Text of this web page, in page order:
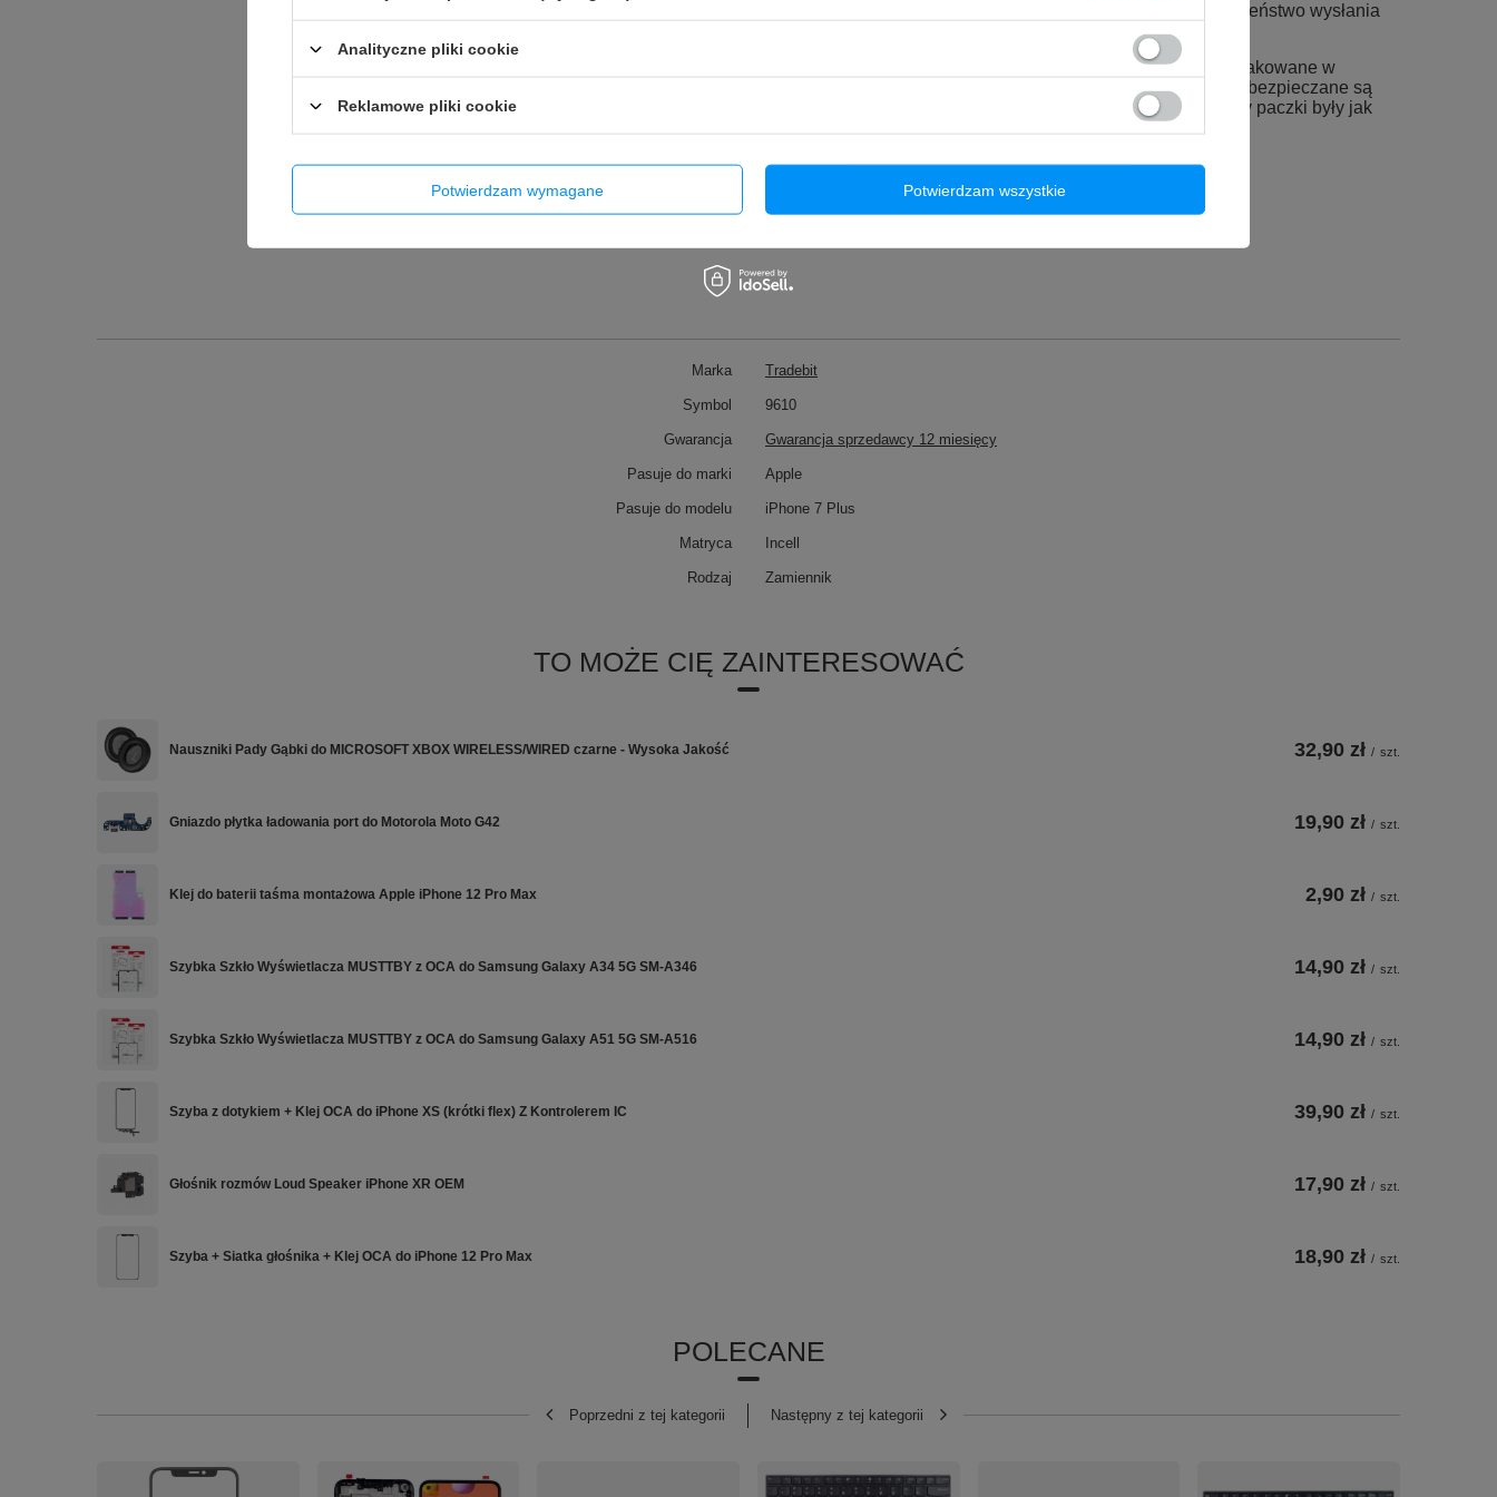
działania dotyku. Minimalizujemy w ten sposób prawdopodobieństwo wysłania
folią ochronnąoraz zapakowane w
osobne pudełko. Dodatkowo na czas wysyłki wyświetlacze zabezpieczane są
folią bąbelkową w kartonie. Dokładamy wszelkich starań, żeby paczki były jak
Marka Tradebit
Symbol 9610
Gwarancja Gwarancja sprzedawcy 12 miesięcy
Pasuje do marki Apple
Pasuje do modelu iPhone 7 Plus
Matryca Incell
Rodzaj Zamiennik
TO MOŻE CIĘ ZAINTERESOWAĆ
Nauszniki Pady Gąbki do MICROSOFT XBOX WIRELESS/WIRED czarne - Wysoka Jakość 32,90 zł / szt.
Gniazdo płytka ładowania port do Motorola Moto G42 19,90 zł / szt.
Klej do baterii taśma montażowa Apple iPhone 12 Pro Max 2,90 zł / szt.
Szybka Szkło Wyświetlacza MUSTTBY z OCA do Samsung Galaxy A34 5G SM-A346 14,90 zł / szt.
Szybka Szkło Wyświetlacza MUSTTBY z OCA do Samsung Galaxy A51 5G SM-A516 14,90 zł / szt.
Szyba z dotykiem + Klej OCA do iPhone XS (krótki flex) Z Kontrolerem IC 39,90 zł / szt.
Głośnik rozmów Loud Speaker iPhone XR OEM 17,90 zł / szt.
Szyba + Siatka głośnika + Klej OCA do iPhone 12 Pro Max 18,90 zł / szt.
POLECANE
Poprzedni z tej kategorii Następny z tej kategorii
Analityczne pliki cookie
Reklamowe pliki cookie
Potwierdzam wymagane Potwierdzam wszystkie